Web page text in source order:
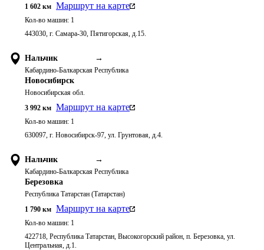
1 602 км Маршрут на карте
Кол-во машин: 1
443030, г. Самара-30, Пятигорская, д.15.
Нальчик →
Кабардино-Балкарская Республика
Новосибирск
Новосибирская обл.
3 992 км Маршрут на карте
Кол-во машин: 1
630097, г. Новосибирск-97, ул. Грунтовая, д.4.
Нальчик →
Кабардино-Балкарская Республика
Березовка
Республика Татарстан (Татарстан)
1 790 км Маршрут на карте
Кол-во машин: 1
422718, Республика Татарстан, Высокогорский район, п. Березовка, ул.
Центральная, д.1.